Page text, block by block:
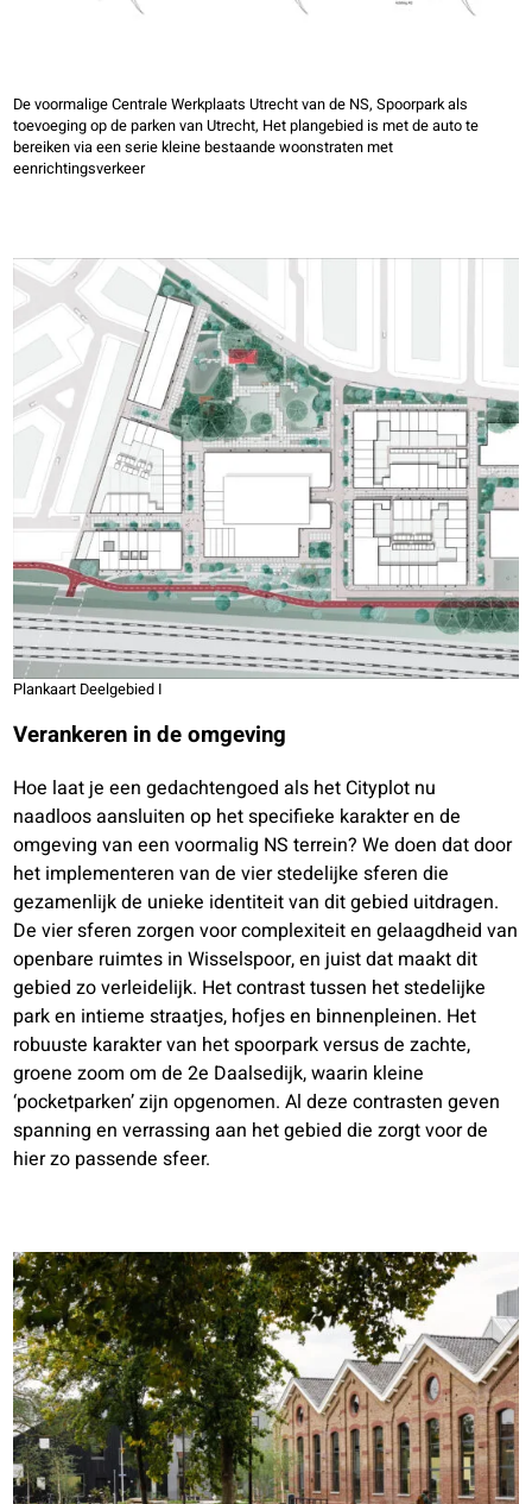
De voormalige Centrale Werkplaats Utrecht van de NS, Spoorpark als
toevoeging op de parken van Utrecht, Het plangebied is met de auto te
bereiken via een serie kleine bestaande woonstraten met
eenrichtingsverkeer
Plankaart Deelgebied I
Verankeren in de omgeving
Hoe laat je een gedachtengoed als het Cityplot nu
naadloos aansluiten op het specifieke karakter en de
omgeving van een voormalig NS terrein? We doen dat door
het implementeren van de vier stedelijke sferen die
gezamenlijk de unieke identiteit van dit gebied uitdragen.
De vier sferen zorgen voor complexiteit en gelaagdheid van
openbare ruimtes in Wisselspoor, en juist dat maakt dit
gebied zo verleidelijk. Het contrast tussen het stedelijke
park en intieme straatjes, hofjes en binnenpleinen. Het
robuuste karakter van het spoorpark versus de zachte,
groene zoom om de 2e Daalsedijk, waarin kleine
‘pocketparken’ zijn opgenomen. Al deze contrasten geven
spanning en verrassing aan het gebied die zorgt voor de
hier zo passende sfeer.